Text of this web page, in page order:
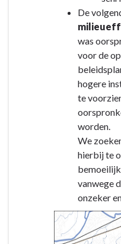
De
was
voor de
hogere
te
worden.
We
hierbij te
vanwege
onzeker